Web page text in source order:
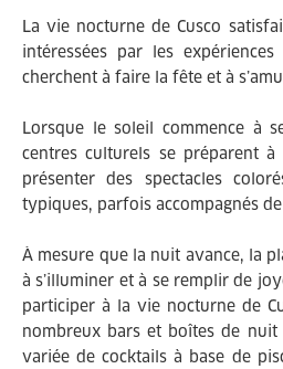
La vie nocturne de Cusco
intéressées par les
cherchent à faire la fête et à
Lorsque le soleil commence à
centres culturels se préparent
présenter des spectacles
typiques, parfois accompagnés
À mesure que la nuit avance, la
à s’illuminer et à se remplir de
participer à la vie nocturne de
nombreux bars et boîtes de
variée de cocktails à base de